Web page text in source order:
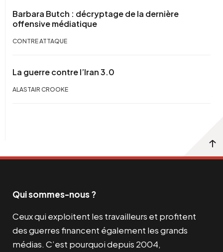
Barbara Butch : décryptage de la dernière
offensive médiatique
CONTRE ATTAQUE
La guerre contre l’Iran 3.0
ALASTAIR CROOKE
Qui sommes-nous ?
Ceux qui exploitent les travailleurs et profitent
des guerres financent également les grands
médias. C’est pourquoi depuis 2004,